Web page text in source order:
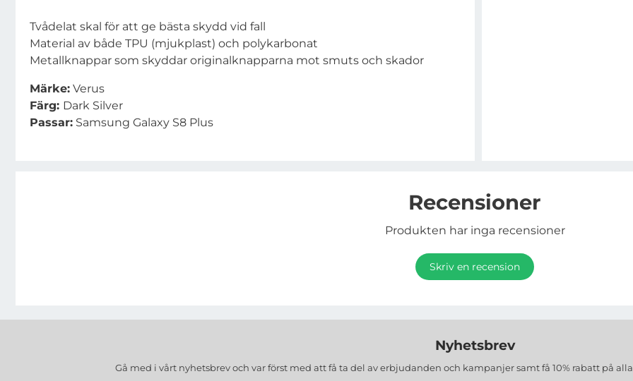
Tvådelat skal för att ge bästa skydd vid fall
Material av både TPU (mjukplast) och polykarbonat
Metallknappar som skyddar originalknapparna mot smuts och skador
Märke: Verus
Färg: Dark Silver
Passar: Samsung Galaxy S8 Plus
Recensioner
Produkten har inga recensioner
Skriv en recension
Nyhetsbrev
Gå med i vårt nyhetsbrev och var först med att få ta del av erbjudanden och kampanjer samt få 10% rabatt på alla